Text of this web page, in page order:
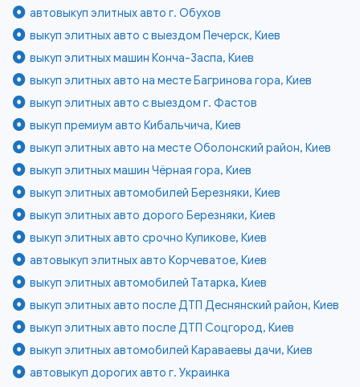
автовыкуп элитных авто г. Обухов
выкуп элитных авто с выездом Печерск, Киев
выкуп элитных машин Конча-Заспа, Киев
выкуп элитных авто на месте Багринова гора, Киев
выкуп элитных авто с выездом г. Фастов
выкуп премиум авто Кибальчича, Киев
выкуп элитных авто на месте Оболонский район, Киев
выкуп элитных машин Чёрная гора, Киев
выкуп элитных автомобилей Березняки, Киев
выкуп элитных авто дорого Березняки, Киев
выкуп элитных авто срочно Куликове, Киев
автовыкуп элитных авто Корчеватое, Киев
выкуп элитных автомобилей Татарка, Киев
выкуп элитных авто после ДТП Деснянский район, Киев
выкуп элитных авто после ДТП Соцгород, Киев
выкуп элитных автомобилей Караваевы дачи, Киев
автовыкуп дорогих авто г. Украинка